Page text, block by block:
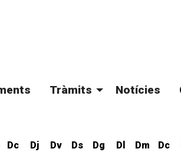
Tràmits Notícies
Dc
Dj
Dv
Ds
Dg
Dl
Dm
Dc